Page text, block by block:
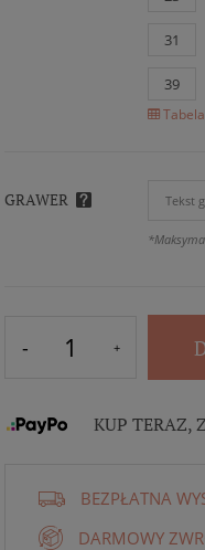
31
39
GRAWER
KUP TERAZ,
BEZPŁATNA
DARMOWY